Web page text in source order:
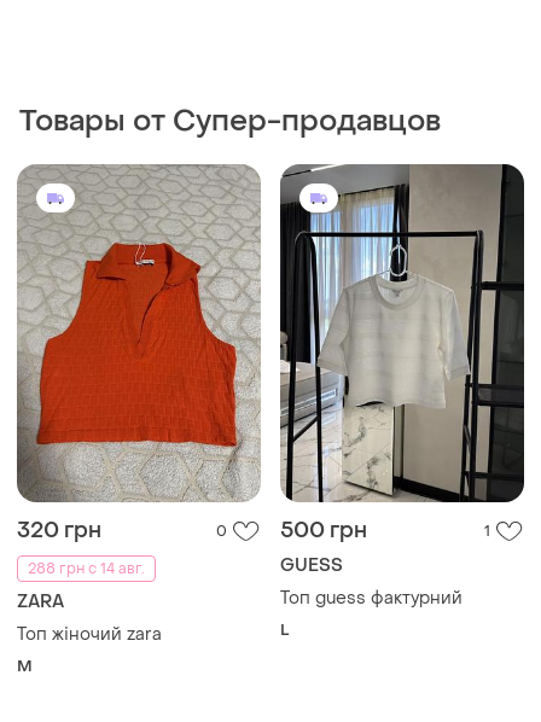
Товары от Супер-продавцов
320 грн
0
288 грн с 14 авг.
ZARA
Топ жіночий zara
M
500 грн 1
GUESS
Топ guess фактурний
L